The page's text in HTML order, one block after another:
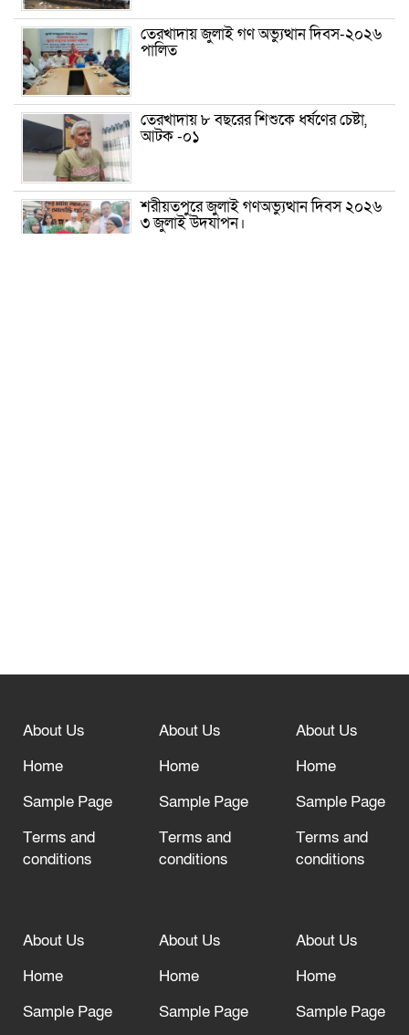
তেরখাদায় জুলাই গণ অভ্যুত্থান দিবস-২০২৬
পালিত
তেরখাদায় ৮ বছরের শিশুকে ধর্ষণের চেষ্টা,
আটক -০১
শরীয়তপুরে জুলাই গণঅভ্যুত্থান দিবস ২০২৬
৩ জুলাই উদযাপন।
বিশ্ব ফুটবলের সর্বোচ্চ নিয়ন্ত্রক সংস্থার সাথে
দরজা খোলা রেখেছেন
About Us
Home
Sample Page
Terms and
conditions
About Us
Home
Sample Page
Terms and
conditions
About Us
Home
Sample Page
Terms and
conditions
About Us
Home
Sample Page
About Us
Home
Sample Page
About Us
Home
Sample Page